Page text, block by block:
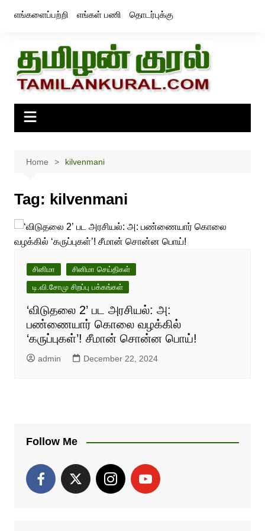
எங்களைப்பற்றி எங்கள் பணி தொடர்புக்கு
Home kilvenmani
Tag: kilvenmani
சினிமா
சினிமா செய்திகள்
டி.வி.சோமு சிறப்பு பக்கங்கள்
‘விடுதலை 2’ பட அரசியல்: அ:
பண்ணையார் கொலை வழக்கில்
‘கருப்புகள்’! சீமான் சொன்ன பொய்!
admin December 22, 2024
Follow Me